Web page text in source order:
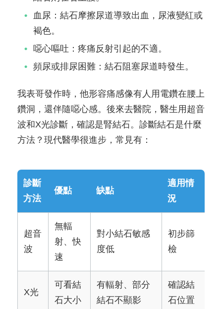
血尿：結石摩擦尿道導致出血，尿液變紅或
褐色。
噁心嘔吐：疼痛反射引起的不適。
頻尿或排尿困難：結石阻塞尿道時發生。
我表哥發作時，他形容痛感像有人用電鑽在腰上
鑽洞，還伴隨噁心感。後來去醫院，醫生用超音
波和X光診斷，確認是腎結石。診斷結石是什麼
方法？現代醫學很進步，常見有：
診斷
方法
優點 缺點
適用情
況
超音
波
無輻
射、快
速
對小結石敏感
度低
初步篩
檢
X光
可看結
石大小
有輻射、部分
結石不顯影
確認結
石位置